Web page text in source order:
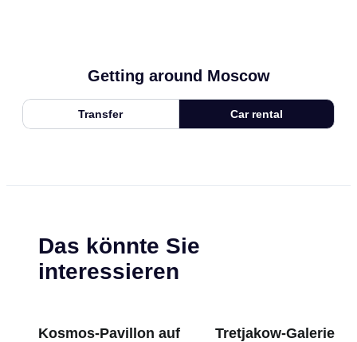
Getting around Moscow
Transfer Car rental
Das könnte Sie
interessieren
Kosmos-Pavillon auf
Tretjakow-Galerie